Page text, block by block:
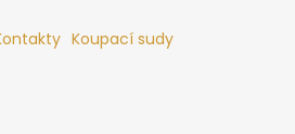
Koupací sudy